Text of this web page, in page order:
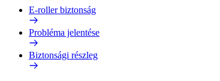
E-roller biztonság
Probléma jelentése
Biztonsági részleg